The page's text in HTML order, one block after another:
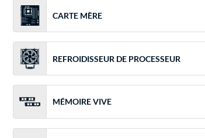
CARTE MÈRE
REFROIDISSEUR DE PROCESSEUR
MÉMOIRE VIVE